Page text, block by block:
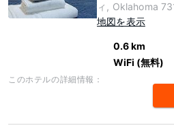
ィ, Oklahoma
地図を表示
0.6 km
WiFi (無料)
このホテルの詳細情報：